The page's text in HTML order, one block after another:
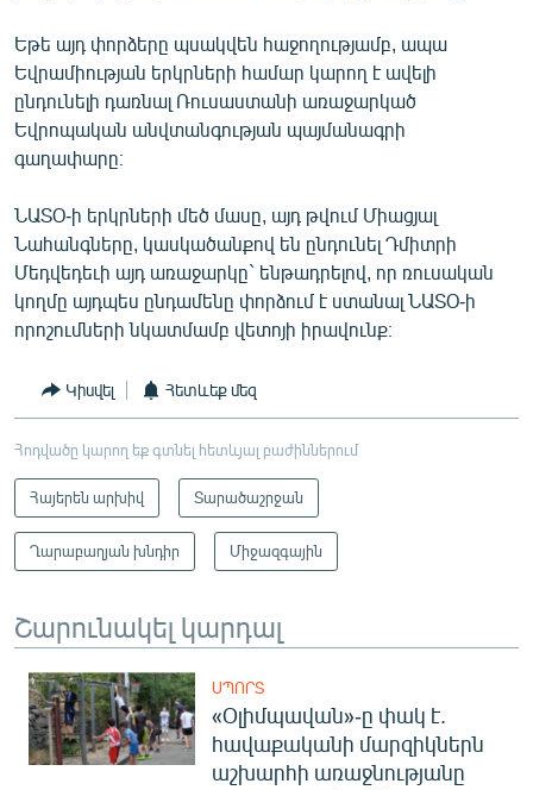
Եթե այդ փորձերը պսակվեն հաջողությամբ, ապա
Եվրամիության երկրների համար կարող է ավելի
ընդունելի դառնալ Ռուսաստանի առաջարկած
Եվրոպական անվտանգության պայմանագրի
գաղափարը։
ՆԱՏՕ-ի երկրների մեծ մասը, այդ թվում Միացյալ
Նահանգները, կասկածանքով են ընդունել Դմիտրի
Մեդվեդեւի այդ առաջարկը` ենթադրելով, որ ռուսական
կողմը այդպես ընդամենը փորձում է ստանալ ՆԱՏՕ-ի
որոշումների նկատմամբ վետոյի իրավունք։
Կիսվել Հետևեք մեզ
Հոդվածը կարող եք գտնել հետևյալ բաժիններում
Հայերեն արխիվ Տարածաշրջան
Ղարաբաղյան խնդիր Միջազգային
Շարունակել կարդալ
ՍՊՈՐՏ
«Օլիմպավան»-ը փակ է.
հավաքականի մարզիկներն
աշխարհի առաջնությանը